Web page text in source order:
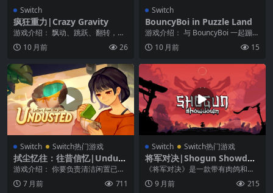
Switch
疯狂重力|Crazy Gravity
游戏介绍： 飘动、跳跃、翻转，在
这款怀旧平台游戏中闯过各种脑筋
急转弯谜题关卡！ ...
10 月前 26
Switch
BouncyBoi in Puzzle Land
游戏介绍： 与 BouncyBoi 一起蹦蹦
跳跳地进入这个色彩斑斓的卡通世
界，在...
10 月前 15
Switch Switch热门游戏
拭尘忆往：往昔信忆|Undust
ed: Letters from the Past中
文
游戏介绍： 你要负责清洁闲置已
久，积灰脏污的物品。 每个章节都
有各种物品等你清洁...
7 月前 711
Switch Switch热门游戏
将军对决|Shogun Showdo
wn中文
《将军对决》是一款带有肉鸽和卡
组构筑元素的回合制战斗游戏，在
正确的时间进行移动和...
9 月前 215